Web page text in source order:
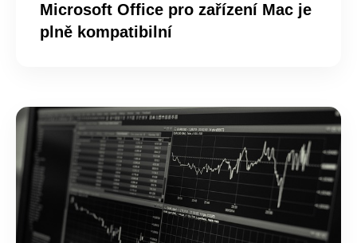
Microsoft Office pro zařízení Mac je
plně kompatibilní